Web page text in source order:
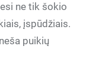
ne tik šokio
įspūdžiais.
puikių